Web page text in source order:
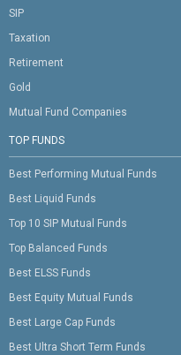
SIP
Taxation
Retirement
Gold
Mutual Fund Companies
TOP FUNDS
Best Performing Mutual Funds
Best Liquid Funds
Top 10 SIP Mutual Funds
Top Balanced Funds
Best ELSS Funds
Best Equity Mutual Funds
Best Large Cap Funds
Best Ultra Short Term Funds